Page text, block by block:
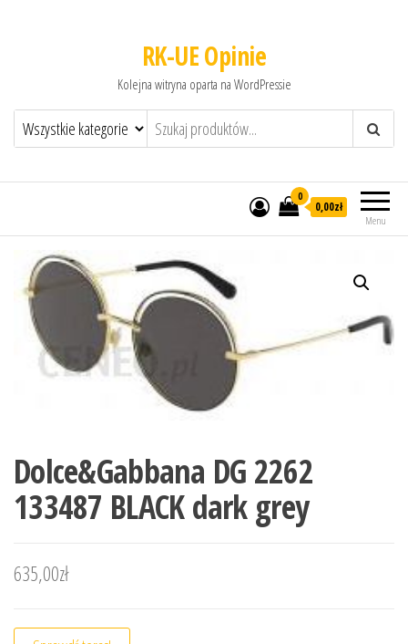
RK-UE Opinie
Kolejna witryna oparta na WordPressie
Menu
0
0,00zł
Dolce&Gabbana DG 2262
133487 BLACK dark grey
635,00zł